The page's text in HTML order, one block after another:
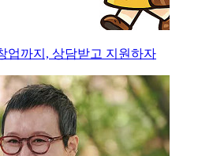
업까지, 상담받고 지원하자